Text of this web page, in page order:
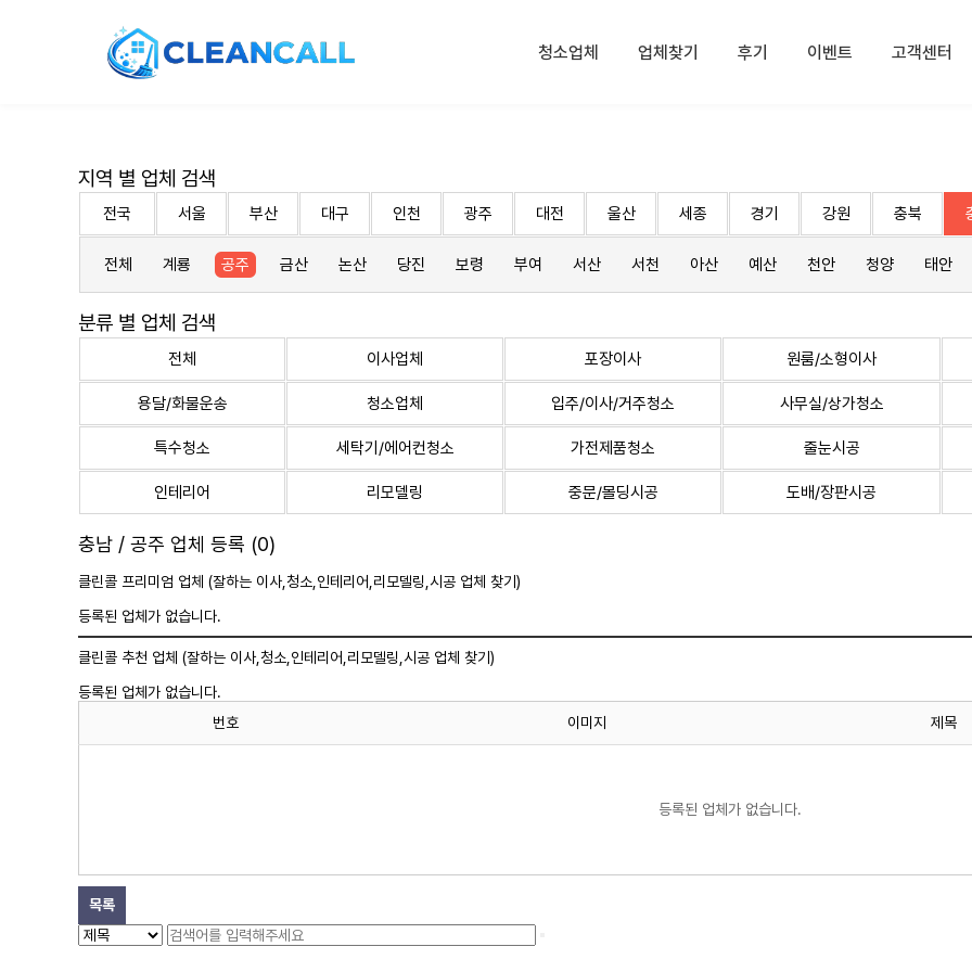
청소업체 업체찾기 후기 이벤트 고객센터
지역 별 업체 검색
전국 서울 부산 대구 인천 광주 대전 울산 세종 경기 강원 충북
전체 계룡 공주 금산 논산 당진 보령 부여 서산 서천 아산 예산 천안 청양 태안
분류 별 업체 검색
전체 이사업체 포장이사 원룸/소형이사
용달/화물운송 청소업체 입주/이사/거주청소 사무실/상가청소
특수청소 세탁기/에어컨청소 가전제품청소 줄눈시공
인테리어 리모델링 중문/몰딩시공 도배/장판시공
충남 / 공주 업체 등록 (0)
클린콜 프리미엄 업체 (잘하는 이사, 청소 ,인테리어,리모델링,시공 업체 찾기)
등록된 업체가 없습니다.
클린콜 추천 업체 (잘하는 이사, 청소 ,인테리어,리모델링,시공 업체 찾기)
등록된 업체가 없습니다.
번호
이미지 제목
등록된 업체가 없습니다.
목록